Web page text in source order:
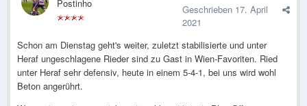
Postinho Geschrieben 17. April
2021
Schon am Dienstag geht's weiter, zuletzt stabilisierte und unter
Heraf ungeschlagene Rieder sind zu Gast in Wien-Favoriten. Ried
unter Heraf sehr defensiv, heute in einem 5-4-1, bei uns wird wohl
Beton angerührt.